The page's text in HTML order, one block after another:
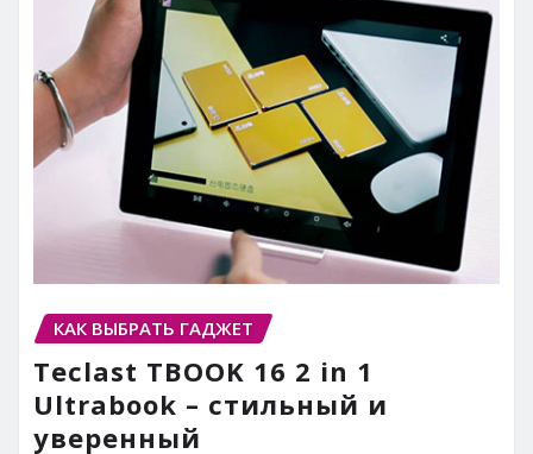
КАК ВЫБРАТЬ ГАДЖЕТ
Teclast TBOOK 16 2 in 1
Ultrabook – стильный и
уверенный